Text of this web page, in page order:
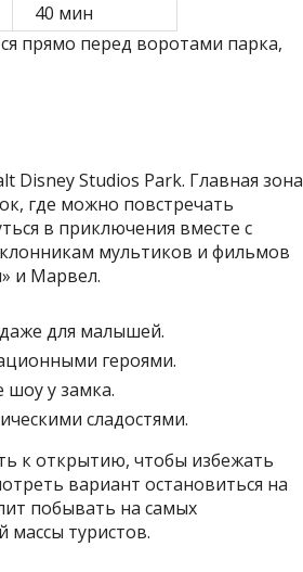
40 мин
прямо перед воротами парка,
Disney Studios Park. Главная зона
где можно повстречать
в приключения вместе с
мультиков и фильмов
и Марвел.
для малышей.
героями.
шоу у замка.
сладостями.
к открытию, чтобы избежать
вариант остановиться на
побывать на самых
массы туристов.